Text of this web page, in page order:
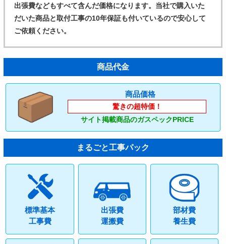
出張費などもすべて含んだ価格になります。当社で購入いた
だいた商品と取付工事の10年保証も付いているので安心して
ご依頼ください。
商品代金
商品価格
驚きの超特価！
サイト掲載商品のガスペックPRICE
まるごと工事パック
標準基本
工事費
出張費
運搬費
部材費
養生費